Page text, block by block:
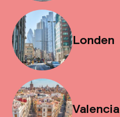
Londen
Valencia